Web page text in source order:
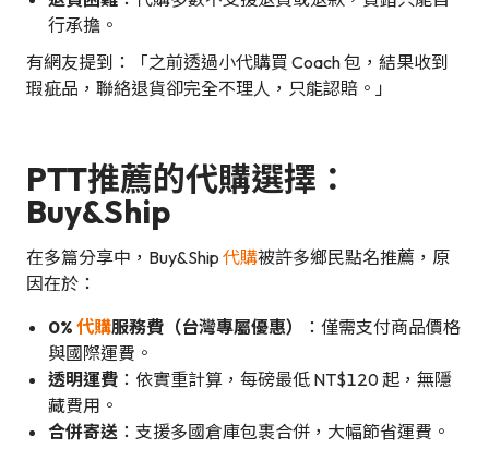
行承擔。
有網友提到：「之前透過小代購買 Coach 包，結果收到
瑕疵品，聯絡退貨卻完全不理人，只能認賠。」
PTT推薦的代購選擇：
Buy&Ship
在多篇分享中，Buy&Ship 代購被許多鄉民點名推薦，原
因在於：
0% 代購服務費（台灣專屬優惠）
：僅需支付商品價格
與國際運費。
透明運費 ：依實重計算，每磅最低 NT$120 起，無隱
藏費用。
合併寄送 ：支援多國倉庫包裹合併，大幅節省運費。